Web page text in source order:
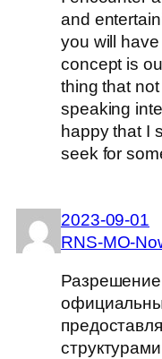
and
you will
concept is
thing that
speaking
happy that I
seek for
2023-09-01
RNS-MO-